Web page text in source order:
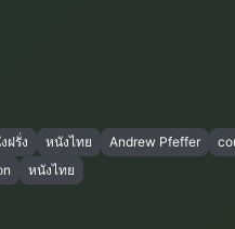
ฝรั่ง หนังไทย Andrew Pfeffer
หนังไทย